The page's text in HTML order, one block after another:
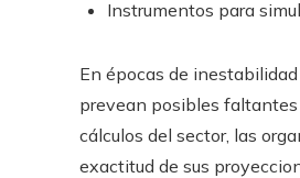
Instrumentos para
En épocas de
prevean posibles faltantes
cálculos del sector, las
exactitud de sus